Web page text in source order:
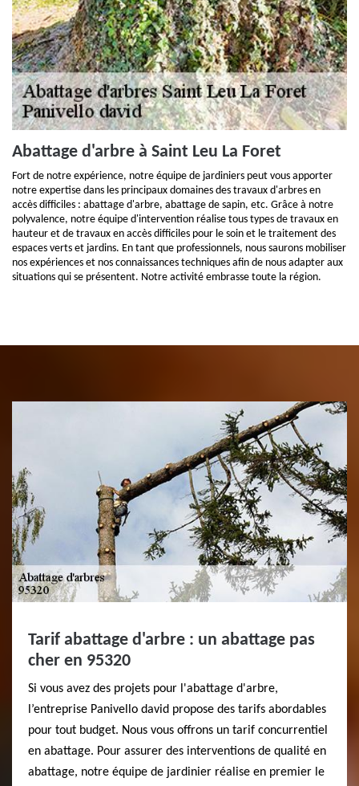
Abattage d'arbre à Saint Leu La Foret
Fort de notre expérience, notre équipe de jardiniers peut vous apporter
notre expertise dans les principaux domaines des travaux d'arbres en
accès difficiles : abattage d'arbre, abattage de sapin, etc. Grâce à notre
polyvalence, notre équipe d'intervention réalise tous types de travaux en
hauteur et de travaux en accès difficiles pour le soin et le traitement des
espaces verts et jardins. En tant que professionnels, nous saurons mobiliser
nos expériences et nos connaissances techniques afin de nous adapter aux
situations qui se présentent. Notre activité embrasse toute la région.
Tarif abattage d'arbre : un abattage pas
cher en 95320
Si vous avez des projets pour l'abattage d'arbre,
l’entreprise Panivello david propose des tarifs abordables
pour tout budget. Nous vous offrons un tarif concurrentiel
en abattage. Pour assurer des interventions de qualité en
abattage, notre équipe de jardinier réalise en premier le